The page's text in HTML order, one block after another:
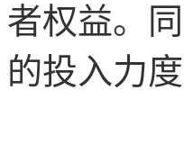
者权益。
的投入力